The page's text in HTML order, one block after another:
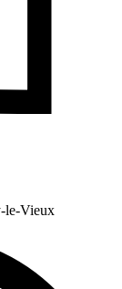
le-Vieux